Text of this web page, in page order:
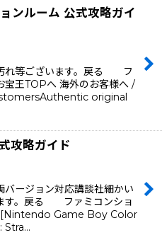
ンルーム 公式攻略ガイ
れ等ございます。戻る フ
宝王TOPへ 海外のお客様へ /
original
攻略ガイド
バージョン対応講談社細かい
す。戻る ファミコンショ
[Nintendo Game Boy Color
Stra…